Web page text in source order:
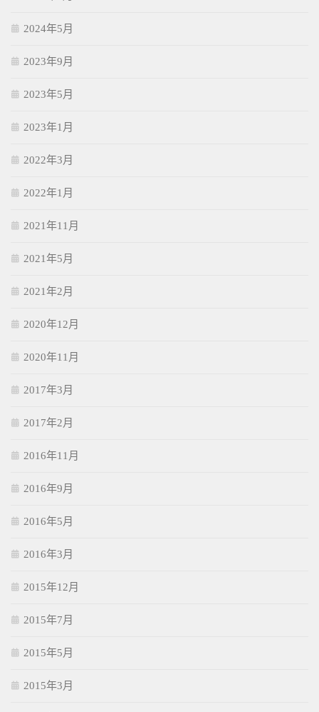
2024年5月
2023年9月
2023年5月
2023年1月
2022年3月
2022年1月
2021年11月
2021年5月
2021年2月
2020年12月
2020年11月
2017年3月
2017年2月
2016年11月
2016年9月
2016年5月
2016年3月
2015年12月
2015年7月
2015年5月
2015年3月